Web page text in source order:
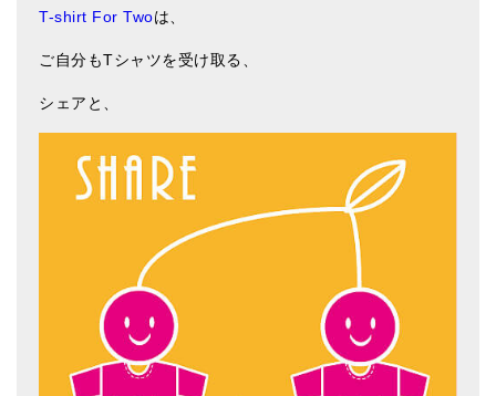
T-shirt For Twoは、
ご自分もTシャツを受け取る、
シェアと、